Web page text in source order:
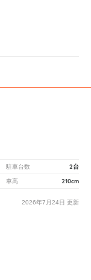
駐車台数 2台
車高 210cm
2026年7月24日 更新